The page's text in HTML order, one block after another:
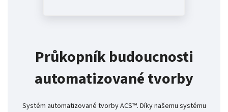
Průkopník budoucnosti
automatizované tvorby
Systém automatizované tvorby ACS™. Díky našemu systému